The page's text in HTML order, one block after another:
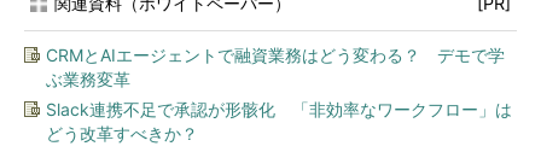
CRMとAIエージェントで融資業務はどう変わる？ デモで学
ぶ業務変革
Slack連携不足で承認が形骸化 「非効率なワークフロー」は
どう改革すべきか？